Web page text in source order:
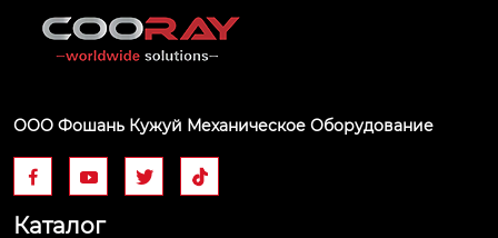
ООО Фошань Кужуй Механическое Оборудование
   
Каталог